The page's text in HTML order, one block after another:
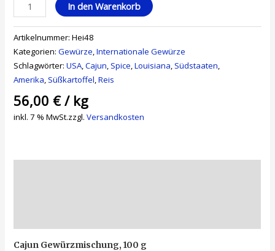
In den Warenkorb
Artikelnummer:Hei48
Kategorien:Gewürze,Internationale Gewürze
Schlagwörter:USA,Cajun, Spice,Louisiana, Südstaaten,
Amerika, Süßkartoffel,Reis
56,00 €/ kg
inkl. 7 % MwSt.zzgl.Versandkosten
Cajun Gewürzmischung, 100 g